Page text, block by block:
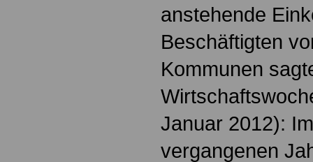
anstehende
Beschäftigten
Kommunen
Januar 2012):
vergangenen